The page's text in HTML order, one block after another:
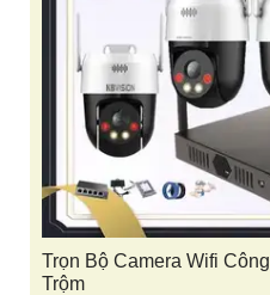
Trọn Bộ Camera Wifi
Trộm